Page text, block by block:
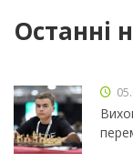
Останні